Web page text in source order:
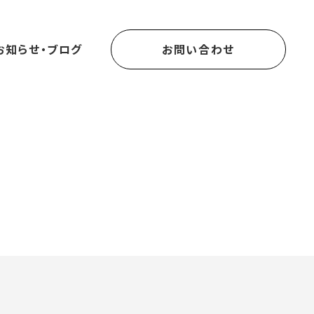
知らせ・ブログ お問い合わせ